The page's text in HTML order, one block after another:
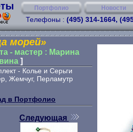
Портфолио Новости
Телефоны : (495) 314-1664,
морей»
- мастер : Марина
]
- Колье и Серьги
Жемчуг, Перламутр
в Портфолио
Следующая